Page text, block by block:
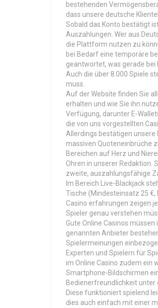
bestehenden
dass unsere deutsche
Sobald das Konto bestätigt
Auszahlungen. Wer aus
die Plattform nutzen zu
bei Bedarf eine temporäre
geantwortet, was gerade bei
Auch die über 8.000 Spiele
muss.
Auf der Website finden Sie
erhalten und wie Sie ihn
Verfügung, darunter E-
die von uns vorgestellten
Allerdings bestätigen
massiven Quoteneinbrüche
Bereichen auf Herz und
Ohren in unserer Redaktion.
zweite, auszahlungsfähige
Im Bereich Live-Blackjack
Tische (Mindesteinsatz 25
Casino erfahrungen zeigen
Spieler genau verstehen
Gute Online Casinos
genannten Anbieter
Spielermeinungen
Experten und Spielern für
im Online Casino zudem ein
Smartphone-Bildschirmen
Bedienerfreundlichkeit unter
Diese funktioniert spielend
dies auch einfach mit einer